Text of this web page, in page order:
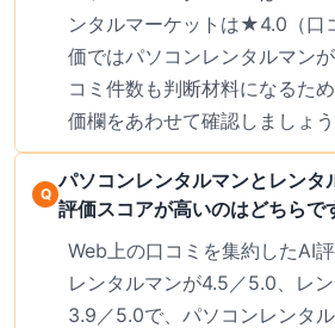
ンタルマーケットは★4.0（口
価ではパソコンレンタルマン
コミ件数も判断材料になるた
価欄をあわせて確認しましょう
パソコンレンタルマンとレンタ
評価スコアが高いのはどちらで
Web上の口コミを集約したAI
レンタルマンが4.5／5.0、レ
3.9／5.0で、パソコンレンタ